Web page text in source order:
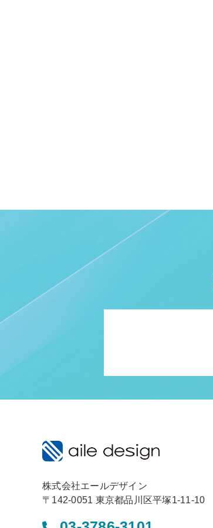
株式会社エールデザイン
〒142-0051 東京都品川区平塚1-11-10